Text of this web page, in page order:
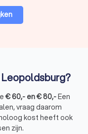
€60,- en€80,-Een
vraag daarom
kost heeft ook
zijn.